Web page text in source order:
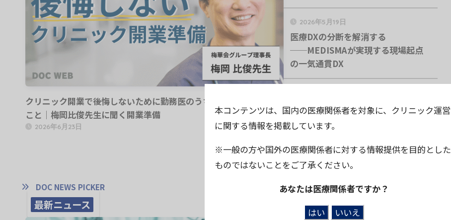
クリニック開業で後悔しないために勤務医のうちに決めておきたい
こと｜梅岡比俊先生に聞く開業準備
2026年6月23日
2026年5月19日
医療DXの分断を解消する
──MEDISMAが実現する現場起点
の一気通貫DX
医療法人社団俊爽会 小林俊一理事長
インタビュー｜「健康教育型プライ
マリケア」の理念を広める医師の挑
戦
DOC NEWS PICKER
最新ニュース
本コンテンツは、国内の医療関係者を対象に、クリニック運営
に関する情報を掲載しています。
※一般の方や国外の医療関係者に対する情報提供を目的とした
ものではないことをご了承ください。
あなたは医療関係者ですか？